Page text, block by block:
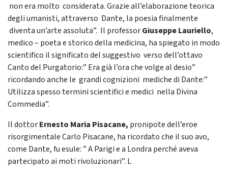
non era molto considerata. Grazie all’elaborazione teorica
degli umanisti, attraverso Dante, la poesia finalmente
diventa un’arte assoluta”. Il professorGiuseppe Lauriello,
medico – poeta e storico della medicina, ha spiegato in modo
scientifico il significato del suggestivo verso dell’ottavo
Canto del Purgatorio:” Era già l’ora che volge al desio”
ricordando anche le grandi cognizioni mediche di Dante:”
Utilizza spesso termini scientifici e medici nella Divina
Commedia”.
Il dottorErnesto Maria Pisacane, pronipote dell’eroe
risorgimentale Carlo Pisacane, ha ricordato che il suo avo,
come Dante, fu esule: ” A Parigi e a Londra perché aveva
partecipato ai moti rivoluzionari”. L